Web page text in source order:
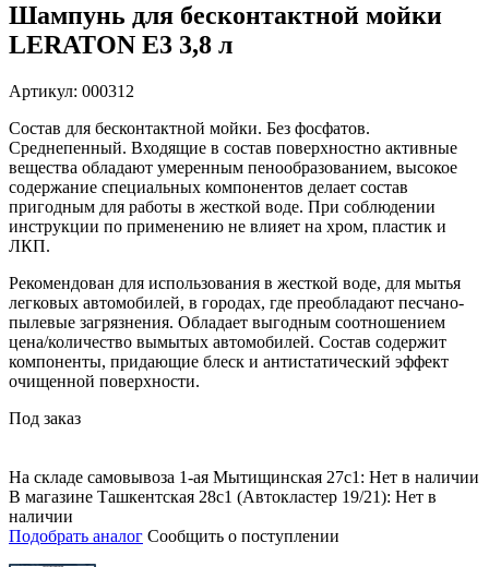
Шампунь для бесконтактной мойки
LERATON E3 3,8 л
Артикул: 000312
Состав для бесконтактной мойки. Без фосфатов.
Среднепенный. Входящие в состав поверхностно активные
вещества обладают умеренным пенообразованием, высокое
содержание специальных компонентов делает состав
пригодным для работы в жесткой воде. При соблюдении
инструкции по применению не влияет на хром, пластик и
ЛКП.
Рекомендован для использования в жесткой воде, для мытья
легковых автомобилей, в городах, где преобладают песчано-
пылевые загрязнения. Обладает выгодным соотношением
цена/количество вымытых автомобилей. Состав содержит
компоненты, придающие блеск и антистатический эффект
очищенной поверхности.
Под заказ
На складе самовывоза 1-ая Мытищинская 27с1: Нет в наличии
В магазине Ташкентская 28с1 (Автокластер 19/21): Нет в
наличии
Подобрать аналог Сообщить о поступлении